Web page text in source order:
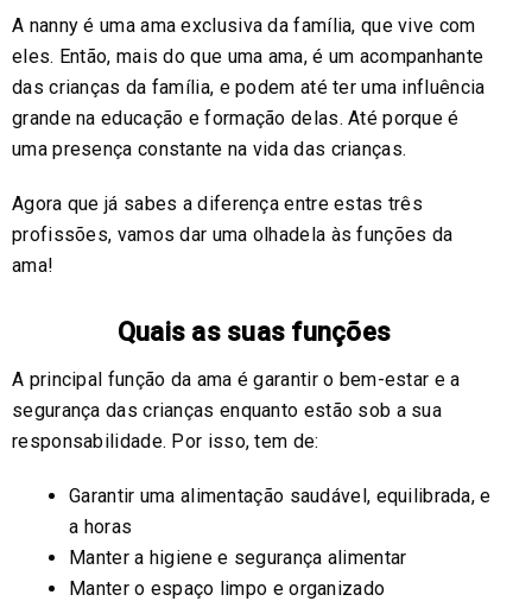
A nanny é uma ama exclusiva da família, que vive com
eles. Então, mais do que uma ama, é um acompanhante
das crianças da família, e podem até ter uma influência
grande na educação e formação delas. Até porque é
uma presença constante na vida das crianças.
Agora que já sabes a diferença entre estas três
profissões, vamos dar uma olhadela às funções da
ama!
Quais as suas funções
A principal função da ama é garantir o bem-estar e a
segurança das crianças enquanto estão sob a sua
responsabilidade. Por isso, tem de:
Garantir uma alimentação saudável, equilibrada, e
a horas
Manter a higiene e segurança alimentar
Manter o espaço limpo e organizado